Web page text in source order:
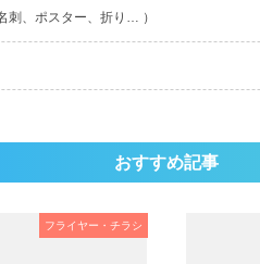
刺、ポスター、折り… ）
おすすめ記事
フライヤー・チラシ